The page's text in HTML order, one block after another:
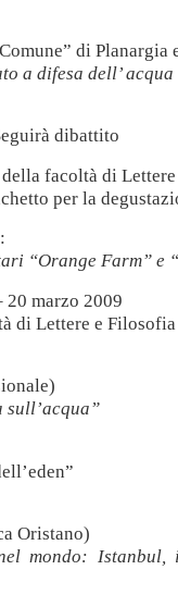
di
a difesa dell’
dibattito
facoltà di
per la
“Orange Farm” e
20 marzo 2009
di Lettere e Filosofia
sull’acqua”
Oristano)
mondo: